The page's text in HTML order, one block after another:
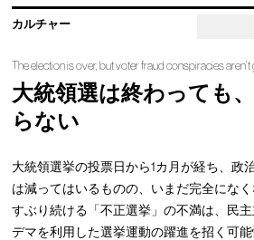
カルチャー
The election is over, but voter fraud conspiracies
大統領選は終わっても
らない
大統領選挙の投票日から1カ月が経ち、政
は減ってはいるものの、いまだ完全にな
すぶり続ける「不正選挙」の不満は、民主
デマを利用した選挙運動の躍進を招く可能